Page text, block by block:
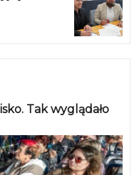
Tak wyglądało